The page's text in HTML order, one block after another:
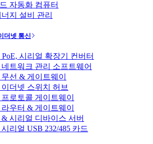
자동화 컴퓨터
지 설비 관리
더넷 통신
PoE, 시리얼 확장기 컨버터
트워크 관리 소프트웨어
선 & 게이트웨이
더넷 스위치 허브
로토콜 게이트웨이
우터 & 게이트웨이
시리얼 디바이스 서버
리얼 USB 232/485 카드